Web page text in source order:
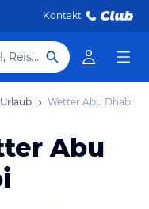
Kontakt
Hotel, Reiseziel
Wetter Abu Dhabi
Abu